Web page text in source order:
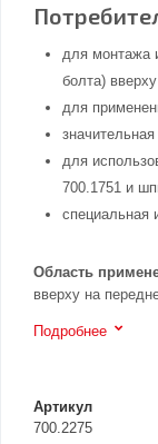
для монтажа
болта)
для
для
700.1751 и
специальная
Область
вверху на
Подробнее
Артикул
700.2275